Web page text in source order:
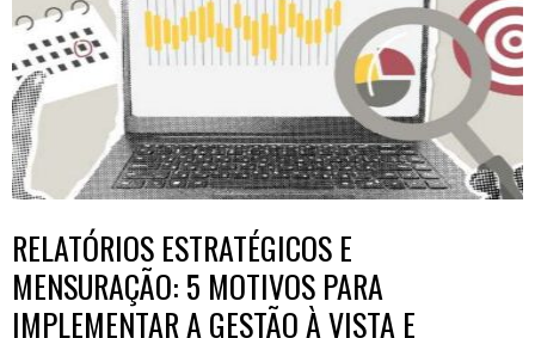
RELATÓRIOS ESTRATÉGICOS E
MENSURAÇÃO: 5 MOTIVOS PARA
IMPLEMENTAR A GESTÃO À VISTA E